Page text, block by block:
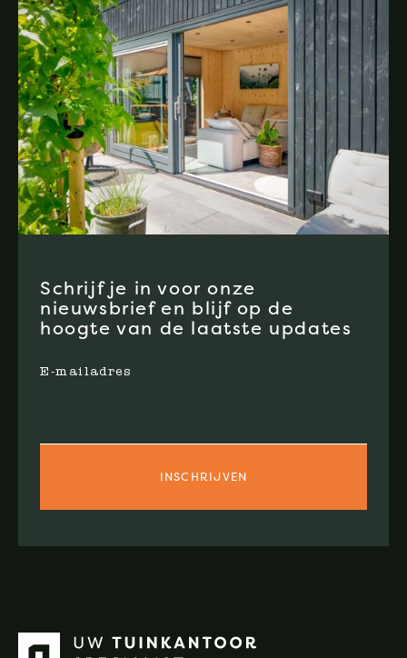
Schrijf je in voor onze
nieuwsbrief en blijf op de
hoogte van de laatste updates
E-mailadres